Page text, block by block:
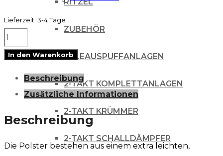
ZUBEHÖR
AUSPUFFANLAGEN
2-TAKT KOMPLETTANLAGEN
2-TAKT KRÜMMER
2-TAKT SCHALLDÄMPFER
Lieferzeit: 3-4 Tage
Renthal
SX
Rolle
white-
blue
In den Warenkorb
Beschreibung
Zusätzliche Informationen
Beschreibung
Die Polster bestehen aus einem extra leichten,